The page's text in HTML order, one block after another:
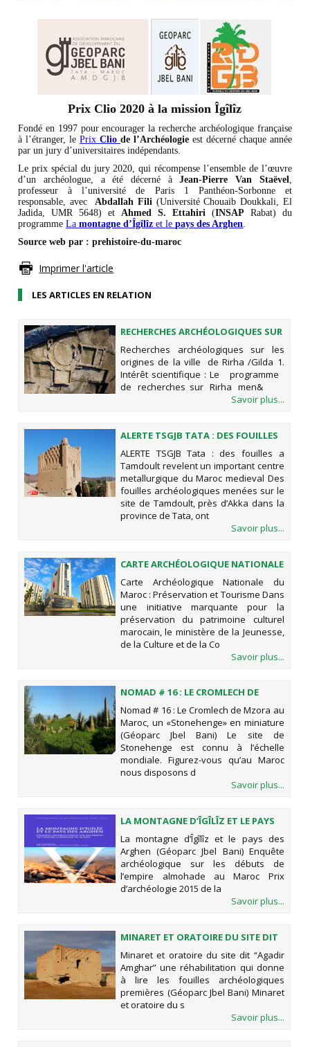
Prix Clio 2020 à la mission Îgîlîz
Fondé en 1997 pour encourager la recherche archéologique française
à l’étranger, lePrixCliode l’Archéologieest décerné chaque année
par un jury d’universitaires indépendants.
Le prix spécial du jury 2020, qui récompense l’ensemble de l’œuvre
d’un archéologue, a été décerné àJean-Pierre Van Staëvel,
professeur à l’université de Paris 1 Panthéon-Sorbonne et
responsable, avecAbdallah Fili (Université Chouaib Doukkali, El
Jadida, UMR 5648) etAhmed S. Ettahiri(INSAP Rabat) du
programmeLamontagne d’Îgîlîz et lepays des Arghen.
Source web par : prehistoire-du-maroc
Imprimer l'article
LES ARTICLES EN RELATION
RECHERCHES ARCHÉOLOGIQUES SUR
LES ORIGINES DE LA VILLE DE RIRHA
/GILDA
Recherches archéologiques sur les
origines de la ville de Rirha /Gilda 1.
Intérêt scientifique : Le programme
de recherches sur Rirha men&
Savoir plus...
ALERTE TSGJB TATA : DES FOUILLES
A TAMDOULT REVELENT UN
IMPORTANT CENTRE
METALLURGIQUE DU MAROC
MEDIEVAL
ALERTE TSGJB Tata : des fouilles a
Tamdoult revelent un important centre
metallurgique du Maroc medieval Des
fouilles archéologiques menées sur le
site de Tamdoult, près d’Akka dans la
province de Tata, ont
Savoir plus...
CARTE ARCHÉOLOGIQUE NATIONALE
DU MAROC : PRÉSERVATION ET
TOURISME
Carte Archéologique Nationale du
Maroc : Préservation et Tourisme Dans
une initiative marquante pour la
préservation du patrimoine culturel
marocain, le ministère de la Jeunesse,
de la Culture et de la Co
Savoir plus...
NOMAD # 16 : LE CROMLECH DE
MZORA AU MAROC, UN
«STONEHENGE» EN MINIATURE
(GÉOPARC JBEL BANI)
Nomad # 16 : Le Cromlech de Mzora au
Maroc, un «Stonehenge» en miniature
(Géoparc Jbel Bani) Le site de
Stonehenge est connu à l’échelle
mondiale. Figurez-vous qu’au Maroc
nous disposons d
Savoir plus...
LA MONTAGNE D’ÎGÎLÎZ ET LE PAYS
DES ARGHEN (GÉOPARC JBEL BANI)
La montagne d’Îgîlîz et le pays des
Arghen (Géoparc Jbel Bani) Enquête
archéologique sur les débuts de
l’empire almohade au Maroc Prix
d’archéologie 2015 de la
Savoir plus...
MINARET ET ORATOIRE DU SITE DIT
“AGADIR AMGHAR” UNE
RÉHABILITATION QUI DONNE À LIRE
LES FOUILLES ARCHÉOLOGIQUES
PREMIÈRES (GÉOPARC JBEL BANI)
Minaret et oratoire du site dit “Agadir
Amghar” une réhabilitation qui donne
à lire les fouilles archéologiques
premières (Géoparc Jbel Bani) Minaret
et oratoire du s
Savoir plus...